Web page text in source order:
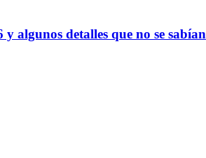
algunos detalles que no se sabían